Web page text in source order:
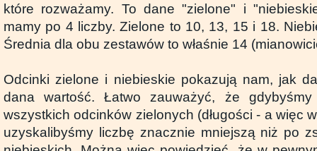
które rozważamy. To dane "zielone" i
mamy po 4 liczby. Zielone to 10, 13, 15 i 18.
Średnia dla obu zestawów to właśnie 14
Odcinki zielone i niebieskie pokazują nam, jak
dana wartość. Łatwo zauważyć, że gdybyśmy
wszystkich odcinków zielonych (długości - a więc
uzyskalibyśmy liczbę znacznie mniejszą niż po